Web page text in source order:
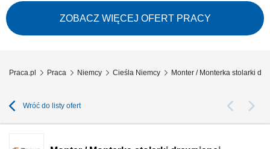
prefabrykatów. Montaż zbrojenia oraz dodatkowych elementów zgodnie z
wymaganiami produkcji. Udział w procesie betonowania i obróbki
świeżego betonu. Kontrola jakości wykonywanych prac. Utrzymywanie
porządku oraz właściwe...
ZOBACZ WIĘCEJ OFERT PRACY
Praca.pl Praca Niemcy Cieśla Niemcy Monter / Monterka stolarki
Wróć do listy ofert